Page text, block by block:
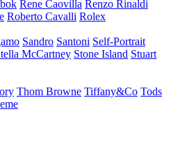
Rene Caovilla Renzo Rinaldi
Roberto Cavalli Rolex
Sandro Santoni Self-Portrait
McCartney Stone Island Stuart
Thom Browne Tiffany&Co Tods